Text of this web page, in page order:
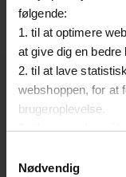
følgende:
1. til at optimere
at give dig en bedre
2. til at lave
webshoppen, for at
brugeroplevelse.
3. til at vise dig
Hvis du vil vide
Nødvendig